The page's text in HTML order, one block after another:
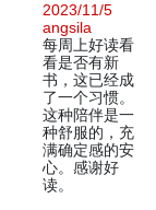
2023/11/5
angsila
每周上好读看
看是否有新
书，这已经成
了一个习惯。
这种陪伴是一
种舒服的，充
满确定感的安
心。感谢好
读。